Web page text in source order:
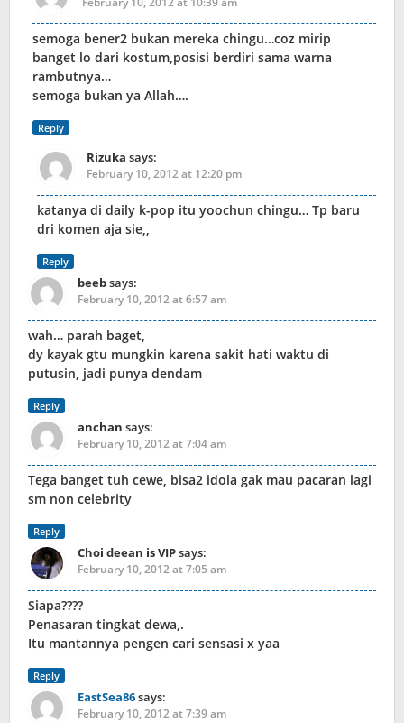
semoga bener2 bukan mereka chingu…coz mirip
banget lo dari kostum,posisi berdiri sama warna
rambutnya…
semoga bukan ya Allah….
Reply
Rizuka says:
February 10, 2012 at 12:20 pm
katanya di daily k-pop itu yoochun chingu… Tp baru
dri komen aja sie,,
Reply
beebsays:
February 10, 2012 at 6:57 am
wah… parah baget,
dy kayak gtu mungkin karena sakit hati waktu di
putusin, jadi punya dendam
Reply
anchan says:
February 10, 2012 at 7:04 am
Tega banget tuh cewe, bisa2 idola gak mau pacaran lagi
sm non celebrity
Reply
Choi deean is VIPsays:
February 10, 2012 at 7:05 am
Siapa????
Penasaran tingkat dewa,.
Itu mantannya pengen cari sensasi x yaa
Reply
EastSea86says:
February 10, 2012 at 7:39 am